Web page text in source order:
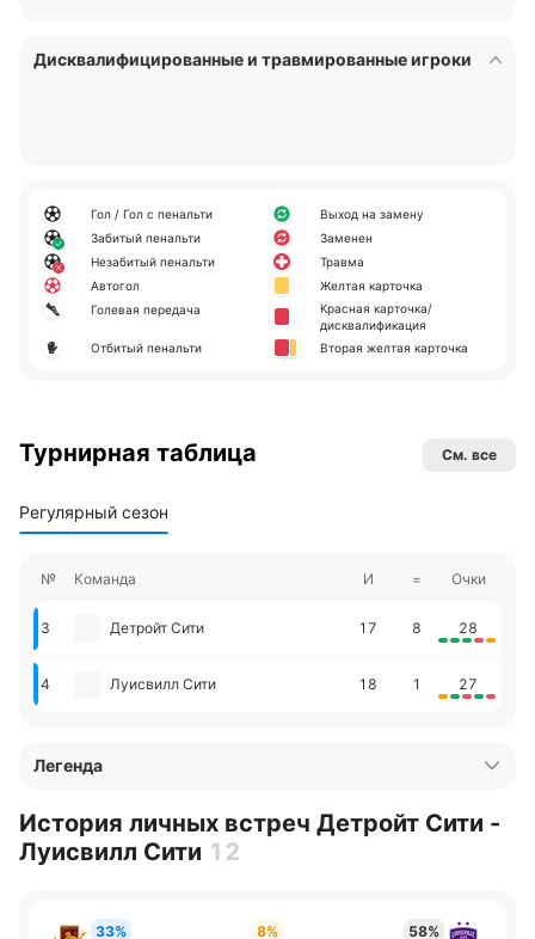
Дисквалифицированные и травмированные игроки
Гол / Гол с пенальти
Забитый пенальти
Незабитый пенальти
Автогол
Голевая передача
Отбитый пенальти
Выход на замену
Заменен
Травма
Желтая карточка
Красная карточка/
дисквалификация
Вторая желтая карточка
Турнирная таблица См. все
Регулярный сезон
№ Команда И = Очки
3 Детройт Сити 17 8 28
4 Луисвилл Сити 18 1 27
Легенда
История личных встреч Детройт Сити -
Луисвилл Сити 12
33% 8% 58%